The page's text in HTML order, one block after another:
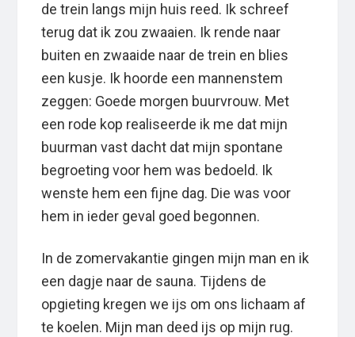
de trein langs mijn huis reed. Ik schreef
terug dat ik zou zwaaien. Ik rende naar
buiten en zwaaide naar de trein en blies
een kusje. Ik hoorde een mannenstem
zeggen: Goede morgen buurvrouw. Met
een rode kop realiseerde ik me dat mijn
buurman vast dacht dat mijn spontane
begroeting voor hem was bedoeld. Ik
wenste hem een fijne dag. Die was voor
hem in ieder geval goed begonnen.
In de zomervakantie gingen mijn man en ik
een dagje naar de sauna. Tijdens de
opgieting kregen we ijs om ons lichaam af
te koelen. Mijn man deed ijs op mijn rug.